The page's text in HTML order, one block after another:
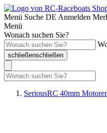
Menü Suche DE Anmelden
Menü
Wonach suchen Sie?
schließenschließen
SeriousRC 40mm